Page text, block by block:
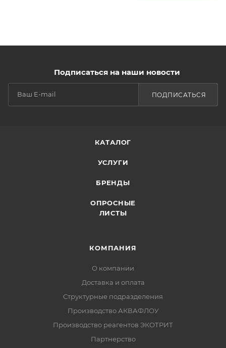
Подписаться на наши новости
ПОДПИСАТЬСЯ
КАТАЛОГ
УСЛУГИ
БРЕНДЫ
ОПРОСНЫЕ
ЛИСТЫ
КОМПАНИЯ
О компании
Доставка и оплата
Структурные подразделения
Производство АКВАФЛОУ
Производство реагентов ЭКОТРИТ
Партнерство